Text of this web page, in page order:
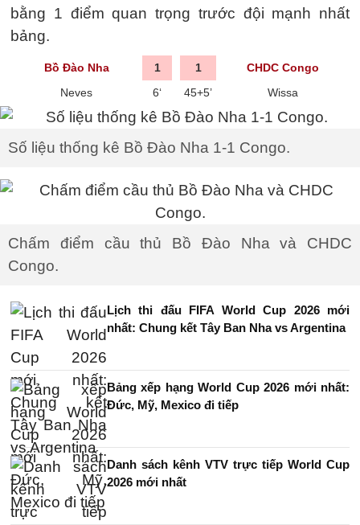
bằng 1 điểm quan trọng trước đội mạnh nhất
bảng.
Bồ Đào Nha 1 1
CHDC Congo
Neves
6‘ 45+5’ Wissa
Số liệu thống kê Bồ Đào Nha 1-1 Congo.
Chấm điểm cầu thủ Bồ Đào Nha và CHDC
Congo.
Lịch thi đấu FIFA World Cup 2026 mới
nhất: Chung kết Tây Ban Nha vs Argentina
Bảng xếp hạng World Cup 2026 mới nhất:
Đức, Mỹ, Mexico đi tiếp
Danh sách kênh VTV trực tiếp World Cup
2026 mới nhất